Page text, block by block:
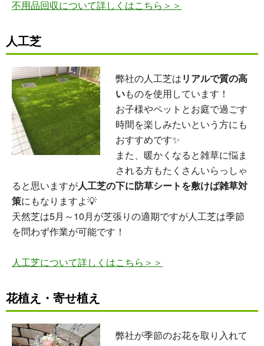
不用品回収について詳しくはこちら＞＞
人工芝
弊社の人工芝はリアルで質の高
いものを使用しています！
お子様やペットとお庭で過ごす
時間を楽しみたいという方にも
おすすめです✨
また、暖かくなると雑草に悩ま
される方もたくさんいらっしゃ
ると思いますが人工芝の下に防草シートを敷けば雑草対
策にもなりますよ💡
天然芝は5月～10月が芝張りの適期ですが人工芝は季節
を問わず作業が可能です！
人工芝について詳しくはこちら＞＞
花植え・寄せ植え
弊社が季節のお花を取り入れて